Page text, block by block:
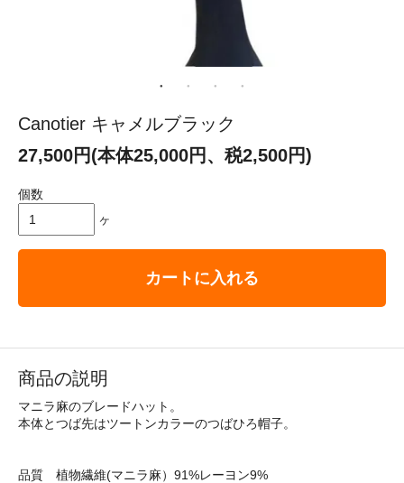
Canotier キャメルブラック
27,500円(本体25,000円、税2,500円)
個数
ヶ
カートに入れる
商品の説明
マニラ麻のブレードハット。
本体とつば先はツートンカラーのつばひろ帽子。
品質 植物繊維(マニラ麻）91%レーヨン9%